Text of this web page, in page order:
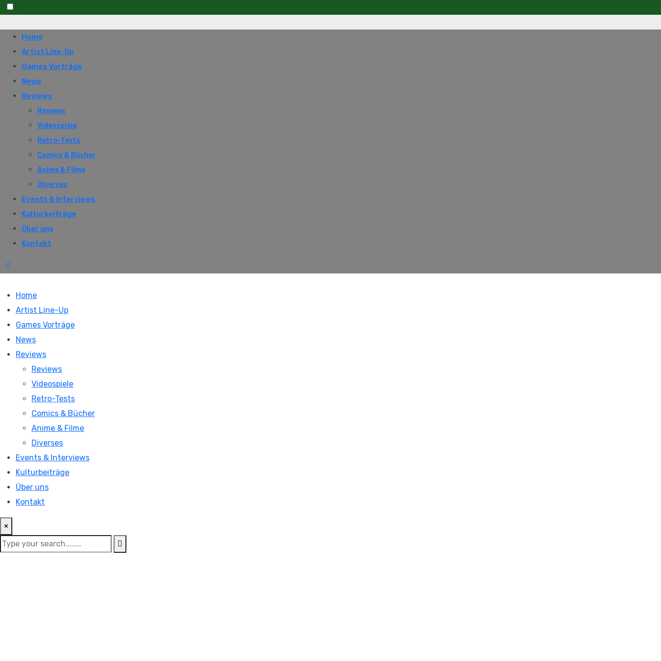
content
Home
Artist Line-Up
Games Vorträge
News
Reviews
Reviews
Videospiele
Retro-Tests
Comics & Bücher
Anime & Filme
Diverses
Events & Interviews
Kulturbeiträge
Über uns
Kontakt
Home
Artist Line-Up
Games Vorträge
News
Reviews
Reviews
Videospiele
Retro-Tests
Comics & Bücher
Anime & Filme
Diverses
Events & Interviews
Kulturbeiträge
Über uns
Kontakt
×